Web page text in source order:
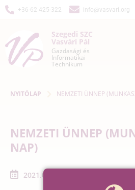
+36-62 425-322 info@vasvari.org
Szegedi SZC
Vasvári Pál
Gazdasági és
Informatikai
Technikum
NYITÓLAP NEMZETI ÜNNEP
NEMZETI ÜNNEP
NAP)
2021.03.15. - 2021.03.15.